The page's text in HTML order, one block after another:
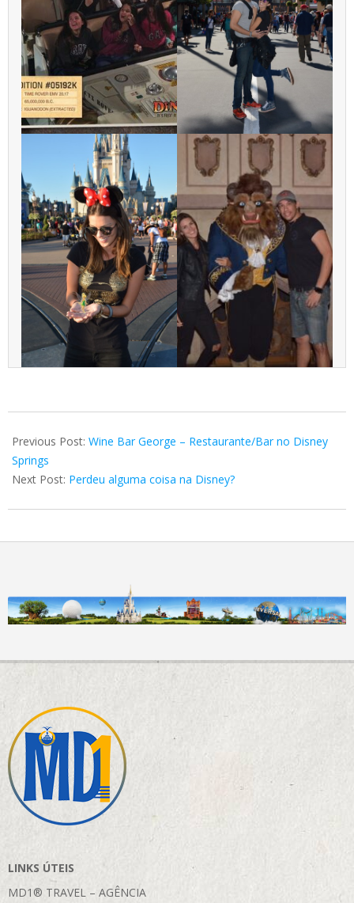
05-
24
Previous Post: Wine Bar George – Restaurante/Bar no Disney
Springs
Next Post: Perdeu alguma coisa na Disney?
LINKS ÚTEIS
MD1® TRAVEL – AGÊNCIA